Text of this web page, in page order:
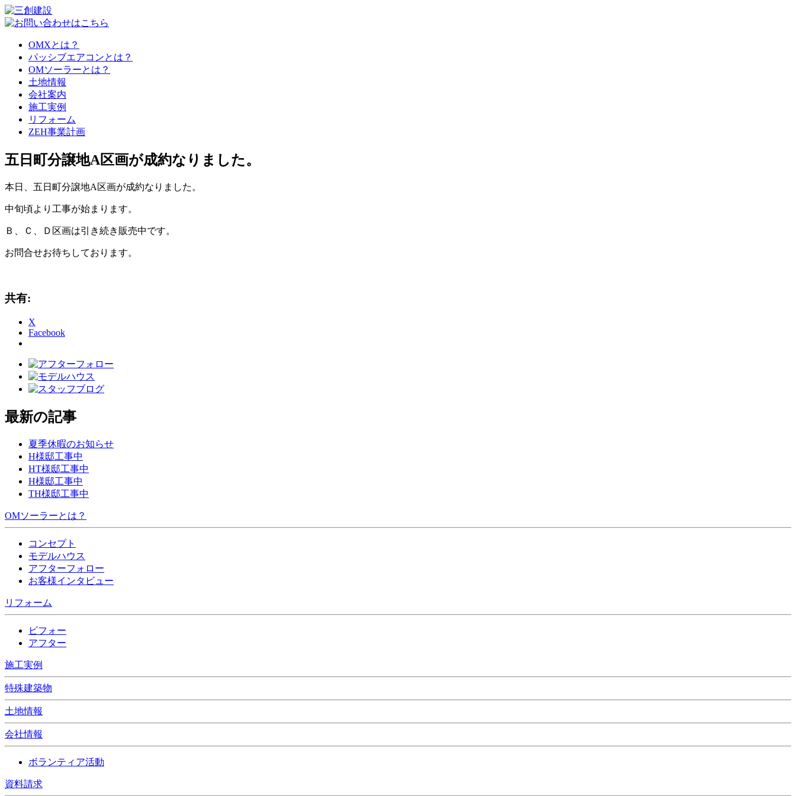
OMXとは？
パッシブエアコンとは？
OMソーラーとは？
土地情報
会社案内
施工実例
リフォーム
ZEH事業計画
五日町分譲地A区画が成約なりました。
本日、五日町分譲地A区画が成約なりました。
中旬頃より工事が始まります。
Ｂ、Ｃ、Ｄ区画は引き続き販売中です。
お問合せお待ちしております。
共有:
X
Facebook
最新の記事
夏季休暇のお知らせ
H様邸工事中
HT様邸工事中
H様邸工事中
TH様邸工事中
OMソーラーとは？
コンセプト
モデルハウス
アフターフォロー
お客様インタビュー
リフォーム
ビフォー
アフター
施工実例
特殊建築物
土地情報
会社情報
ボランティア活動
資料請求